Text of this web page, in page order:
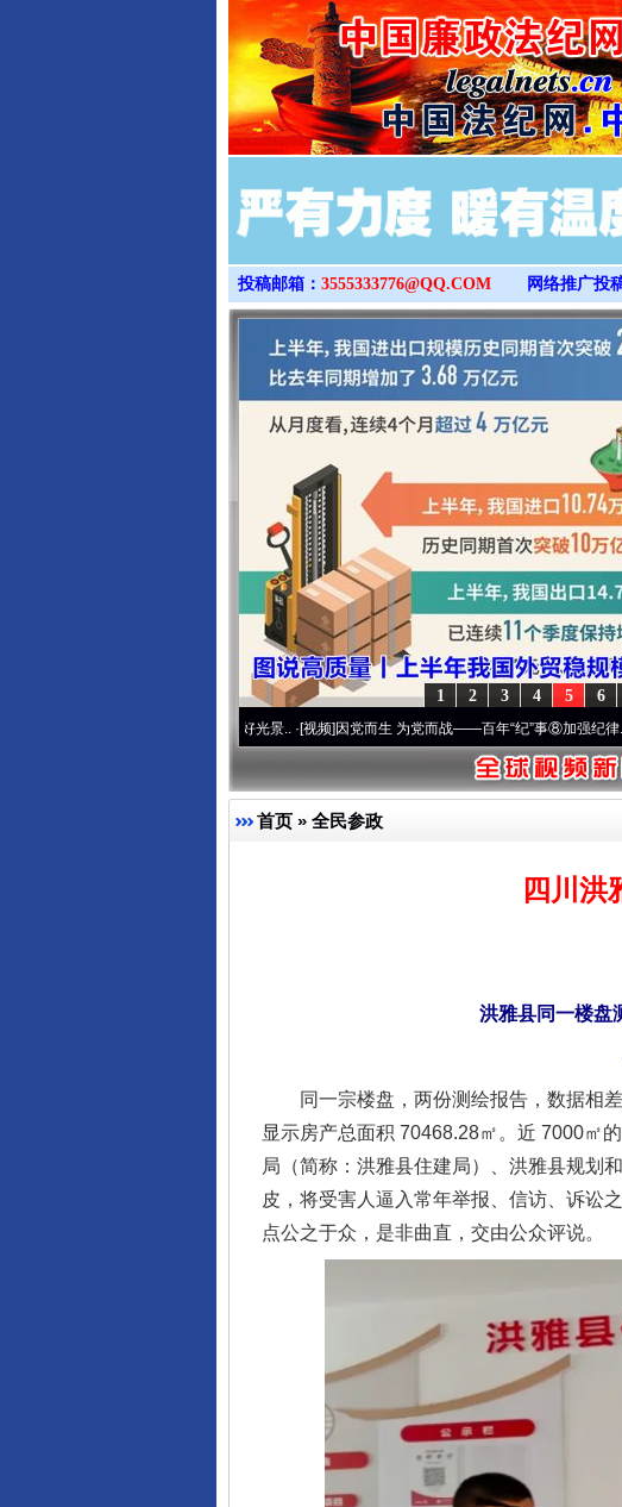
投稿邮箱： 3555333776@QQ.COM 网络推广投
6
5
4
3
2
1
因党而生 为党而战——百年“纪”事⑧加强纪律..·[视频]牢记初
首页 » 全民参政
四川洪
洪雅县同一楼盘
同一宗楼盘，两份测绘报告，数据相差
显示房产总面积 70468.28㎡。近 7000㎡
局（简称：洪雅县住建局）、洪雅县规划
皮，将受害人逼入常年举报、信访、诉
点公之于众，是非曲直，交由公众评说。